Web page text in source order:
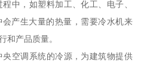
中，如塑料加工、化工、电子、
产生大量的热量，需要冷水机来
和产品质量。
空调系统的冷源，为建筑物提供